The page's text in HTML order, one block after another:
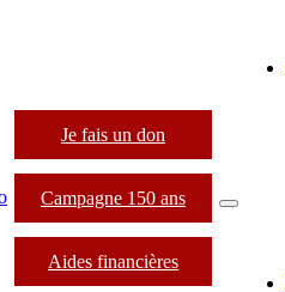
Je fais un don
Campagne 150 ans
Aides financières